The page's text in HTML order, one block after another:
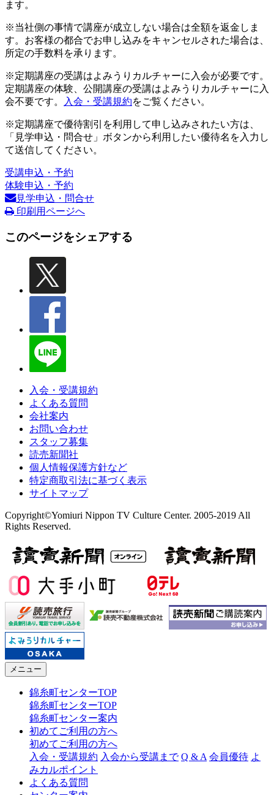
ます。
※当社側の事情で講座が成立しない場合は全額を返金しま
す。お客様の都合でお申し込みをキャンセルされた場合は、
所定の手数料を承ります。
※定期講座の受講はよみうりカルチャーに入会が必要です。
定期講座の体験、公開講座の受講はよみうりカルチャーに入
会不要です。
入会・受講規約をご覧ください。
※定期講座で優待割引を利用して申し込みされたい方は、
「見学申込・問合せ」ボタンから利用したい優待名を入力し
て送信してください。
受講申込・予約
体験申込・予約
見学申込・問合せ
印刷用ページへ
このページをシェアする
入会・受講規約
よくある質問
会社案内
お問い合わせ
スタッフ募集
読売新聞社
個人情報保護方針など
特定商取引法に基づく表示
サイトマップ
Copyright©Yomiuri Nippon TV Culture Center. 2005-2019 All
Rights Reserved.
メニュー
錦糸町センターTOP
錦糸町センターTOP
錦糸町センター案内
初めてご利用の方へ
初めてご利用の方へ
入会・受講規約 入会から受講まで Q & A 会員優待 よ
みカルポイント
よくある質問